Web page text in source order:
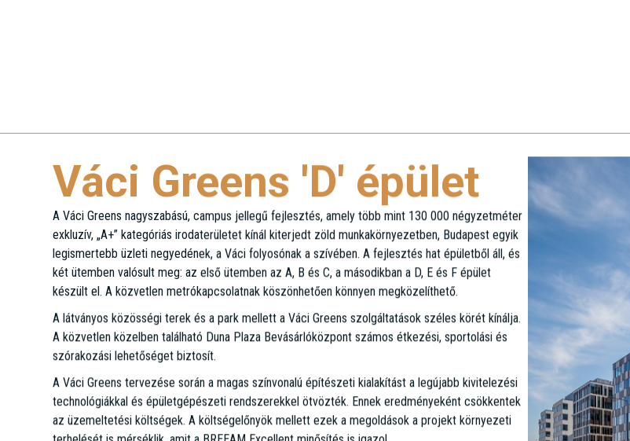
Váci Greens 'D' épület
A Váci Greens nagyszabású, campus jellegű fejlesztés, amely több mint 130 000 négyzetméter
exkluzív, „A+” kategóriás irodaterületet kínál kiterjedt zöld munkakörnyezetben, Budapest egyik
legismertebb üzleti negyedének, a Váci folyosónak a szívében. A fejlesztés hat épületből áll, és
két ütemben valósult meg: az első ütemben az A, B és C, a másodikban a D, E és F épület
készült el. A közvetlen metrókapcsolatnak köszönhetően könnyen megközelíthető.
A látványos közösségi terek és a park mellett a Váci Greens szolgáltatások széles körét kínálja.
A közvetlen közelben található Duna Plaza Bevásárlóközpont számos étkezési, sportolási és
szórakozási lehetőséget biztosít.
A Váci Greens tervezése során a magas színvonalú építészeti kialakítást a legújabb kivitelezési
technológiákkal és épületgépészeti rendszerekkel ötvözték. Ennek eredményeként csökkentek